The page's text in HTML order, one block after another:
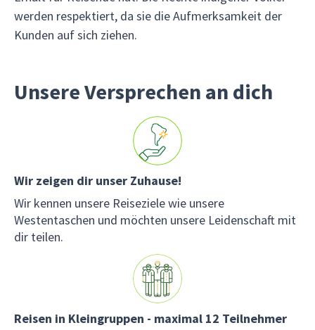
werden respektiert, da sie die Aufmerksamkeit der
Kunden auf sich ziehen.
Unsere Versprechen an dich
Wir zeigen dir unser Zuhause!
Wir kennen unsere Reiseziele wie unsere
Westentaschen und möchten unsere Leidenschaft mit
dir teilen.
Reisen in Kleingruppen - maximal 12 Teilnehmer